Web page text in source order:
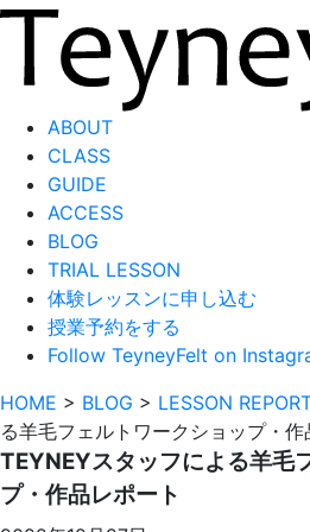
ABOUT
CLASS
GUIDE
ACCESS
BLOG
TRIAL LESSON
体験レッスンに申し込む
授業予約をする
Follow TeyneyFelt on
HOME > BLOG > LESSON
る羊毛フェルトワークショップ・作
TEYNEYスタッフによる羊毛
プ・作品レポート